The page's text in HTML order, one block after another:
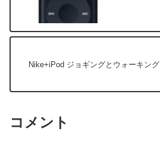
Nike+iPod ジョギングとウォーキング
コメント